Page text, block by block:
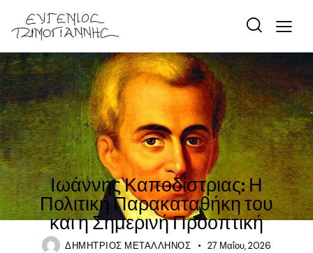
ΙΣΤΟΡΊΑ
Ιωάννης Καποδίστριας: Η
Πολιτική Παρακαταθήκη του
και η Σημερινή Προοπτική
ΔΗΜΉΤΡΙΟΣ ΜΕΤΑΛΛΗΝΌΣ 27 Μαΐου, 2026